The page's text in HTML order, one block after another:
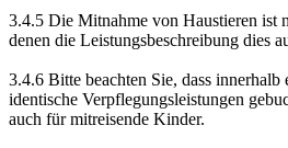
3.4.5 Die Mitnahme von Haustieren ist
denen die Leistungsbeschreibung dies
3.4.6 Bitte beachten Sie, dass
identische Verpflegungsleistungen
auch für mitreisende Kinder.